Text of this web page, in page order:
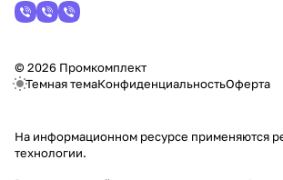
© 2026 Промкомплект
Темная темаКонфиденциальностьОферта
На информационном ресурсе применяются
технологии.